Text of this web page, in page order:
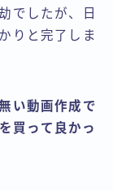
でしたが、日
りと完了しま
い動画作成で
買って良かっ